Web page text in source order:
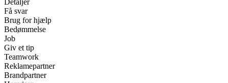
Få svar
Brug for hjælp
Bedømmelse
Job
Giv et tip
Teamwork
Reklamepartner
Brandpartner